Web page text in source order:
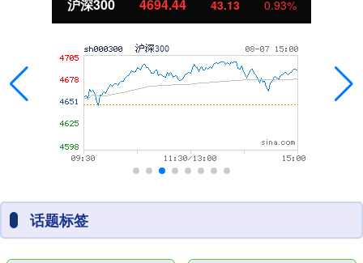
沪深300 4694.44 43.13 0.93%
话题标签